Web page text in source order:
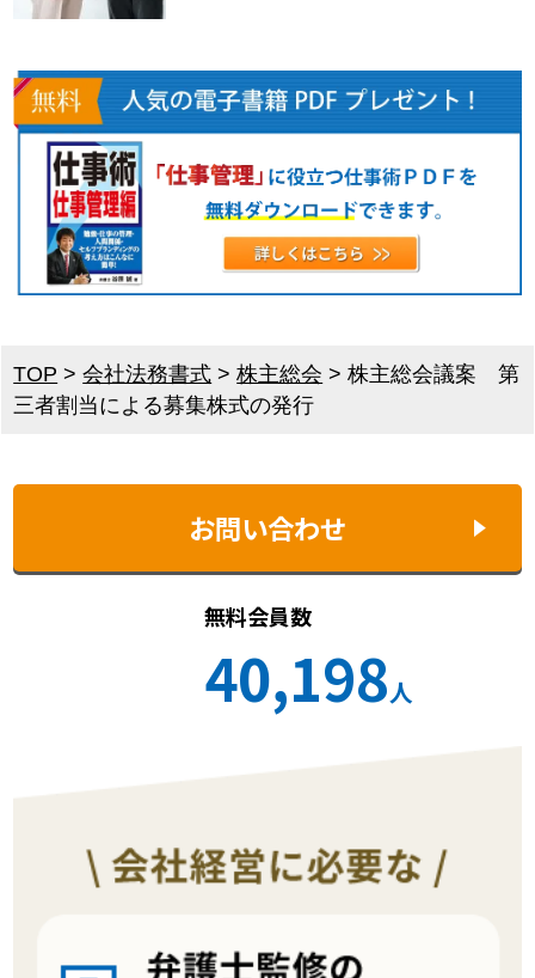
TOP >会社法務書式 >株主総会 >株主総会議案 第
三者割当による募集株式の発行
お問い合わせ
無料会員数
40,198人